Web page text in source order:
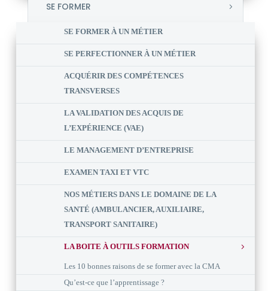
SE FORMER
SE FORMER À UN MÉTIER
SE PERFECTIONNER À UN MÉTIER
ACQUÉRIR DES COMPÉTENCES
TRANSVERSES
LA VALIDATION DES ACQUIS DE
L’EXPÉRIENCE (VAE)
LE MANAGEMENT D’ENTREPRISE
EXAMEN TAXI ET VTC
NOS MÉTIERS DANS LE DOMAINE DE LA
SANTÉ (AMBULANCIER, AUXILIAIRE,
TRANSPORT SANITAIRE)
LA BOITE À OUTILS FORMATION
Les 10 bonnes raisons de se former avec la CMA
Qu’est-ce que l’apprentissage ?